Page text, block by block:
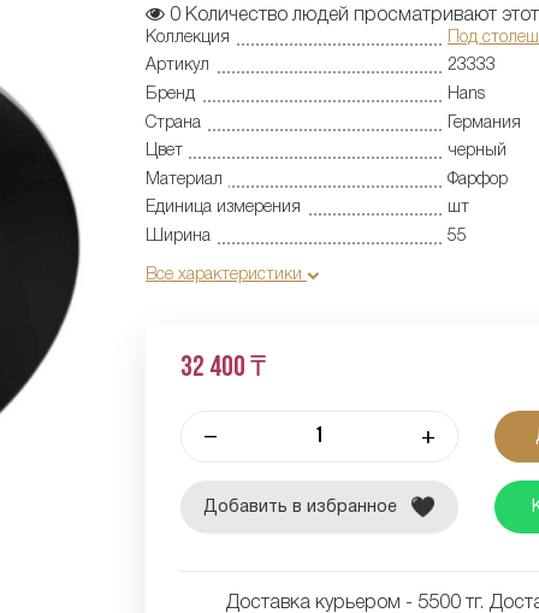
0 Количество людей просматривают
Коллекция
Под
Артикул
23333
Бренд
Hans
Страна
Германия
Цвет
черный
Материал
Фарфор
Единица измерения
шт
Ширина
55
Все характеристики
32 400 ₸
– +
Добавить в избранное
Доставка курьером - 5500 тг.